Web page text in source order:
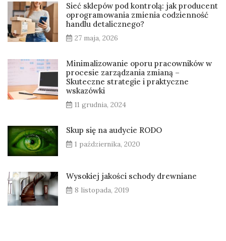
Sieć sklepów pod kontrolą: jak producent
oprogramowania zmienia codzienność
handlu detalicznego?
27 maja, 2026
Minimalizowanie oporu pracowników w
procesie zarządzania zmianą –
Skuteczne strategie i praktyczne
wskazówki
11 grudnia, 2024
Skup się na audycie RODO
1 października, 2020
Wysokiej jakości schody drewniane
8 listopada, 2019